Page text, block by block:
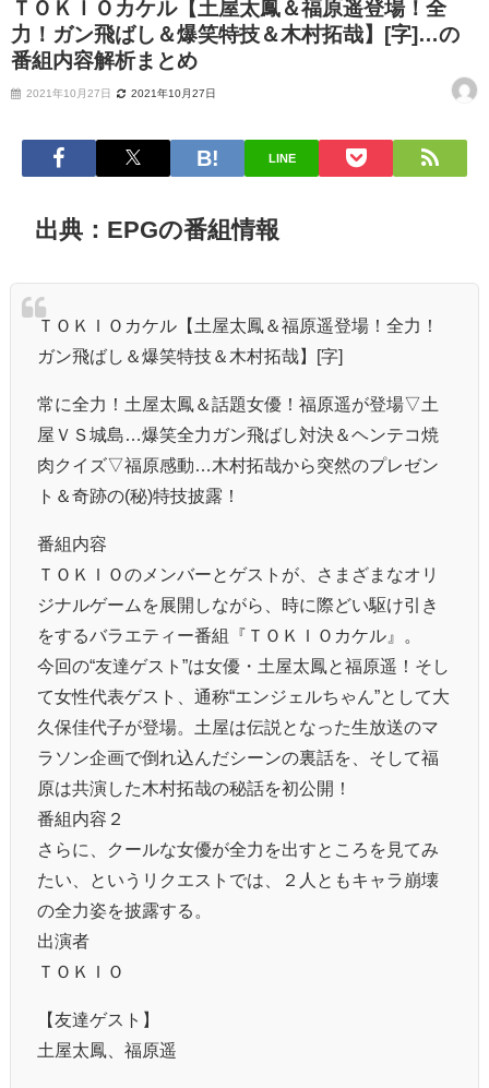
ＴＯＫＩＯカケル【土屋太鳳＆福原遥登場！全
力！ガン飛ばし＆爆笑特技＆木村拓哉】[字]…の
番組内容解析まとめ
2021年10月27日 2021年10月27日
LINE
出典：EPGの番組情報
ＴＯＫＩＯカケル【土屋太鳳＆福原遥登場！全力！
ガン飛ばし＆爆笑特技＆木村拓哉】[字]
常に全力！土屋太鳳＆話題女優！福原遥が登場▽土
屋ＶＳ城島…爆笑全力ガン飛ばし対決＆ヘンテコ焼
肉クイズ▽福原感動…木村拓哉から突然のプレゼン
ト＆奇跡の(秘)特技披露！
番組内容
ＴＯＫＩＯのメンバーとゲストが、さまざまなオリ
ジナルゲームを展開しながら、時に際どい駆け引き
をするバラエティー番組『ＴＯＫＩＯカケル』。
今回の“友達ゲスト”は女優・土屋太鳳と福原遥！そし
て女性代表ゲスト、通称“エンジェルちゃん”として大
久保佳代子が登場。土屋は伝説となった生放送のマ
ラソン企画で倒れ込んだシーンの裏話を、そして福
原は共演した木村拓哉の秘話を初公開！
番組内容２
さらに、クールな女優が全力を出すところを見てみ
たい、というリクエストでは、２人ともキャラ崩壊
の全力姿を披露する。
出演者
ＴＯＫＩＯ
【友達ゲスト】
土屋太鳳、福原遥